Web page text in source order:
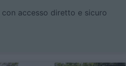
accesso diretto e sicuro